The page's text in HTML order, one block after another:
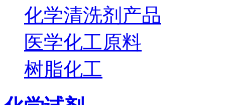
化学清洗剂产品
医学化工原料
树脂化工